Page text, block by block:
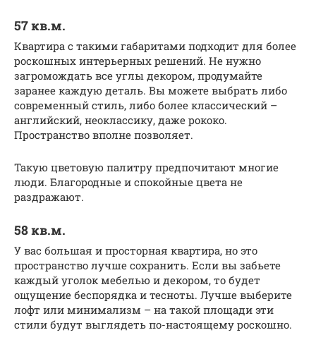
57 кв.м.
Квартира с такими габаритами подходит для более
роскошных интерьерных решений. Не нужно
загромождать все углы декором, продумайте
заранее каждую деталь. Вы можете выбрать либо
современный стиль, либо более классический –
английский, неоклассику, даже рококо.
Пространство вполне позволяет.
Такую цветовую палитру предпочитают многие
люди. Благородные и спокойные цвета не
раздражают.
58 кв.м.
У вас большая и просторная квартира, но это
пространство лучше сохранить. Если вы забьете
каждый уголок мебелью и декором, то будет
ощущение беспорядка и тесноты. Лучше выберите
лофт или минимализм – на такой площади эти
стили будут выглядеть по-настоящему роскошно.